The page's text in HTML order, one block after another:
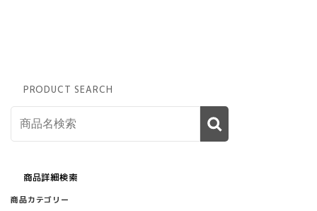
PRODUCT SEARCH
商品詳細検索
商品カテゴリー